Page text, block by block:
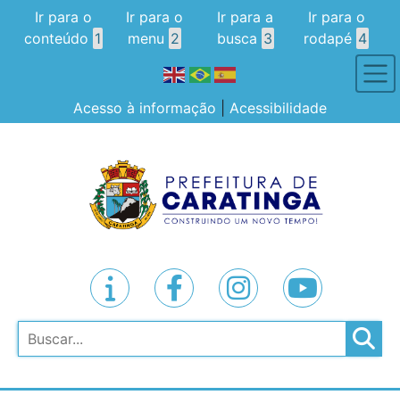
Ir para o
conteúdo 1
Ir para o
menu 2
Ir para a
busca 3
Ir para o
rodapé 4
Acesso à informação Acessibilidade
Pesquisar